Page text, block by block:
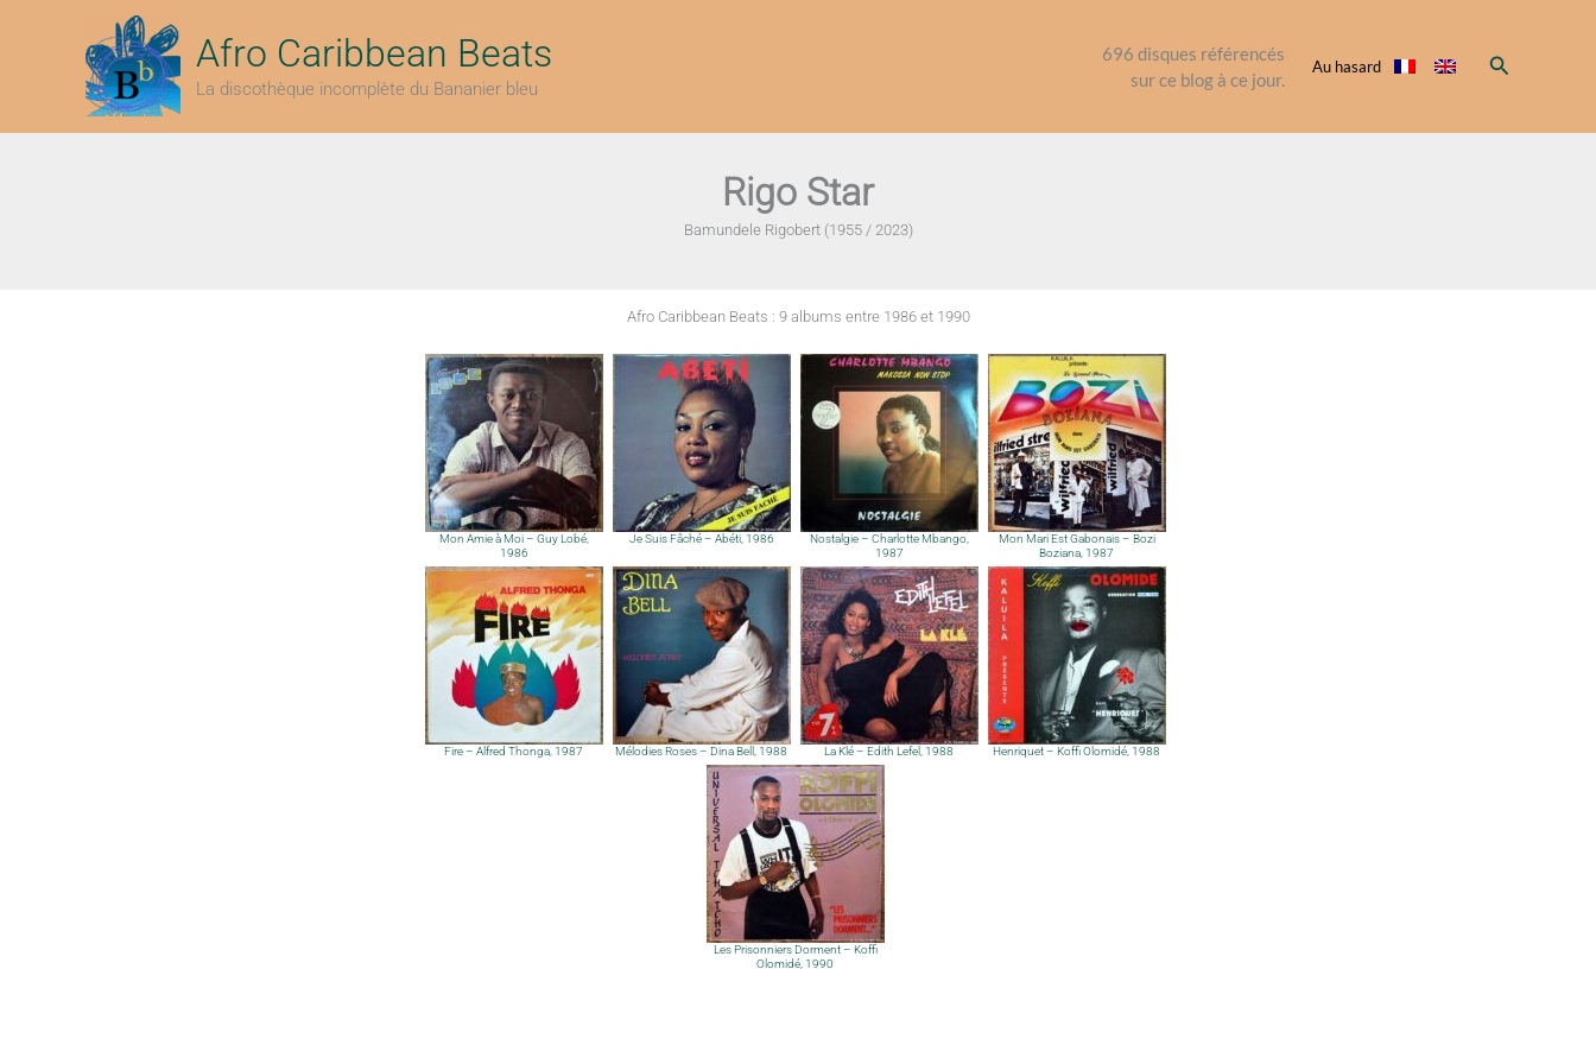
Afro Caribbean Beats
La discothèque incomplète du Bananier bleu
696 disques référencés
sur ce blog à ce jour.
Au hasard Rechercher
Rigo Star
Bamundele Rigobert (1955 / 2023)
Afro Caribbean Beats : 9 albums entre 1986 et 1990
Mon Amie à Moi – Guy Lobé,
1986
Je Suis Fâché – Abéti, 1986
Nostalgie – Charlotte Mbango,
1987
Mon Mari Est Gabonais – Bozi
Boziana, 1987
Fire – Alfred Thonga, 1987 Mélodies Roses – Dina Bell, 1988 La Klé – Edith Lefel, 1988 Henriquet – Koffi Olomidé, 1988
Les Prisonniers Dorment – Koffi
Olomidé, 1990